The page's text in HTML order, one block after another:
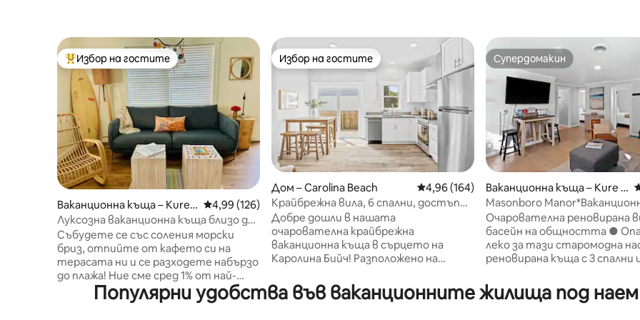
Най-популярен избор на гостите
Избор на гостите
Ваканционна къща – Kure
Beach
Средна оценка: 4,99 от 5, 126 отзива
4,99 (126)
Луксозна ваканционна къща близо до
плажа
Събудете се със соления морски
бриз, отпийте от кафето си на
терасата ни и се разходете набързо
до плажа! Ние сме сред 1% от най-
харесваните от гостите места!
Нашият дом на плажа е напълно
Избор на гостите
Избор на гостите
Дом – Carolina Beach Средна оценка: 4,96 от 5, 164 отзива
4,96 (164)
Крайбрежна вила, 6 спални, достъп
до океана, подходяща за домашни
любимци.
Добре дошли в нашата
очарователна крайбрежна
ваканционна къща в сърцето на
Каролина Бийч! Разположено на
брегове, оживената крайбрежна алея
и местните ресторанти и
Супердомакин
Супердомакин
Ваканционна къща – Kure B
each
Masonboro
Очарователна реновирана
басейн на общността ●
леко за тази старомодна
реновирана къща с 3 спални
●Външен басейн за гости ●
удобства на дома; идеални
Популярни удобства във ваканционните жилища под